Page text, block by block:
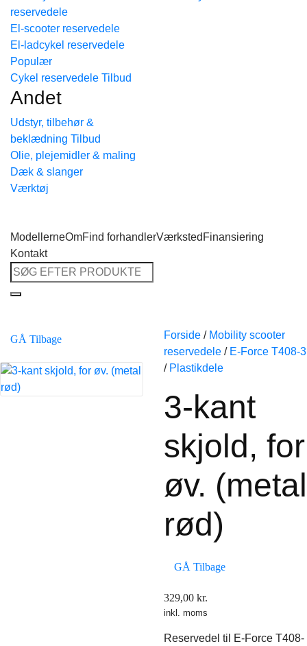
reservedele
El-scooter reservedele
El-ladcykel reservedele
Cykel reservedele
Andet
Udstyr, tilbehør &
beklædning
Olie, plejemidler & maling
Dæk & slanger
Værktøj
ModellerneOmFind forhandlerVærksted Finansiering
Kontakt
Søg
efter:
GÅ Tilbage Forside / Mobility scooter
reservedele / E-Force T408-3
/ Plastikdele
3-kant
skjold, for
øv. (metal
rød)
GÅ Tilbage
329,00 kr.
inkl. moms
Reservedel til E-Force T408-